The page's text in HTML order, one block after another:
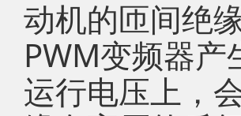
动机的匝间绝
PWM变频器
运行电压上，